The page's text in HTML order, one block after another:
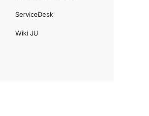
ServiceDesk
Wiki JU